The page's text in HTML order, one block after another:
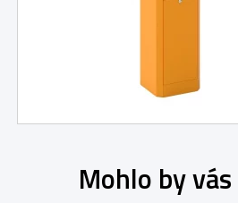
Mohlo by